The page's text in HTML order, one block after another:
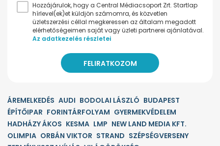
Hozzájárulok, hogy a Central Médiacsoport Zrt. Startlap
hírlevel(ek)et küldjön számomra, és közvetlen
üzletszerzési céllal megkeressen az általam megadott
elérhetőségeimen saját vagy üzleti partnerei ajánlatával.
Az adatkezelés részletei
ÁREMELKEDÉS AUDI BODOLAI LÁSZLÓ BUDAPEST
ÉPÍTŐIPAR FORINTÁRFOLYAM GYERMEKVÉDELEM
HADHÁZY ÁKOS KESMA LMP NEW LAND MEDIA KFT.
OLIMPIA ORBÁN VIKTOR STRAND SZÉPSÉGVERSENY